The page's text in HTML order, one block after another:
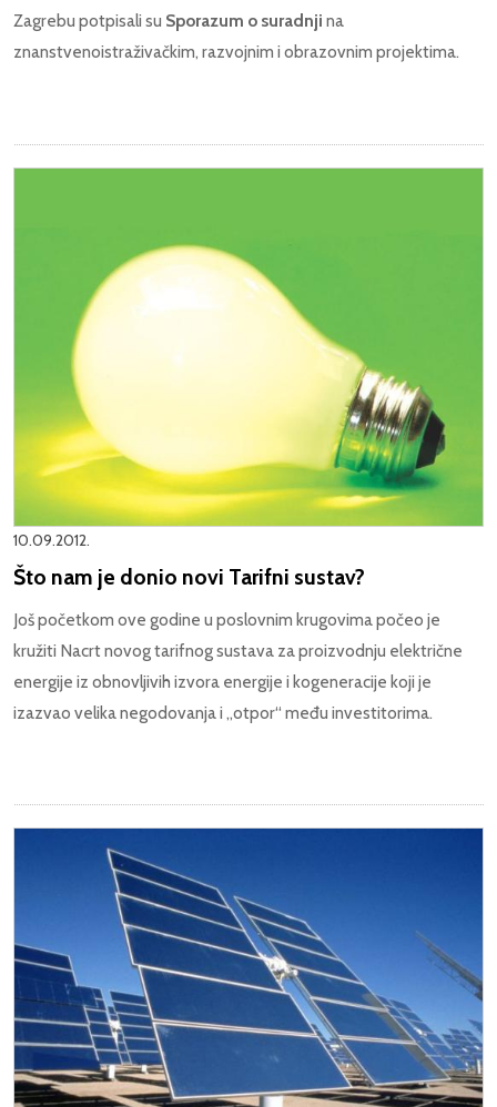
Zagrebu potpisali su Sporazum o suradnji na
znanstvenoistraživačkim, razvojnim i obrazovnim projektima.
10.09.2012.
Što nam je donio novi Tarifni sustav?
Još početkom ove godine u poslovnim krugovima počeo je
kružiti Nacrt novog tarifnog sustava za proizvodnju električne
energije iz obnovljivih izvora energije i kogeneracije koji je
izazvao velika negodovanja i „otpor“ među investitorima.